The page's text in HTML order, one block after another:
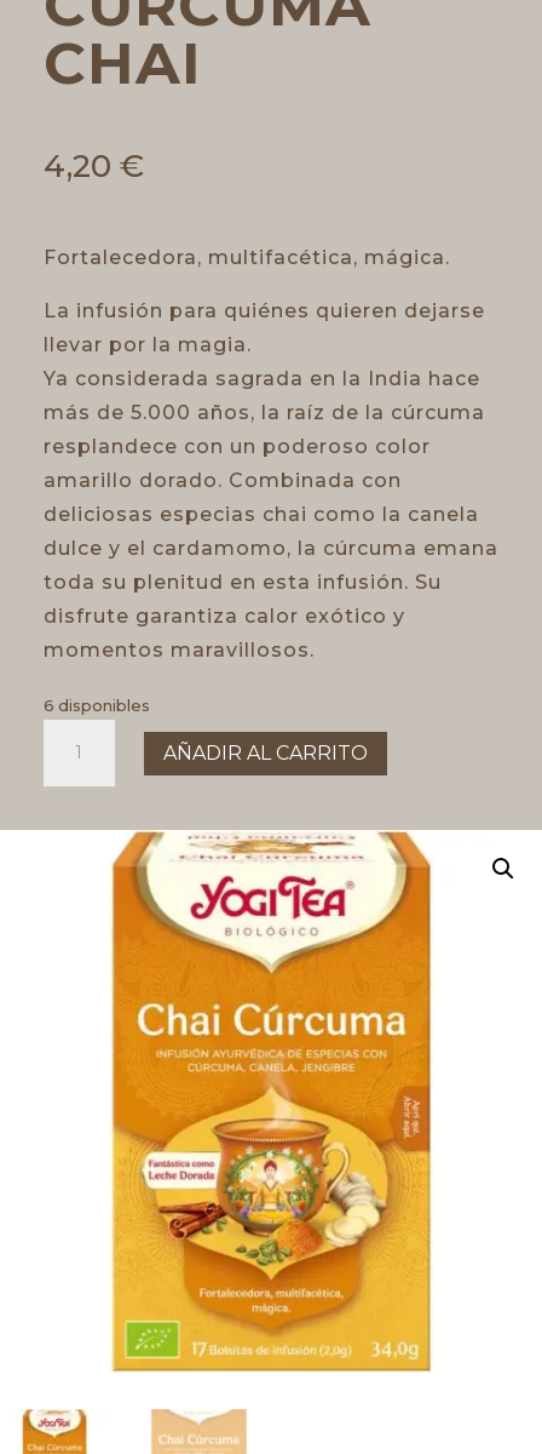
CHAI
4,20 €
Fortalecedora, multifacética, mágica.
La infusión para quiénes quieren dejarse
llevar por la magia.
Ya considerada sagrada en la India hace
más de 5.000 años, la raíz de la cúrcuma
resplandece con un poderoso color
amarillo dorado. Combinada con
deliciosas especias chai como la canela
dulce y el cardamomo, la cúrcuma emana
toda su plenitud en esta infusión. Su
disfrute garantiza calor exótico y
momentos maravillosos.
6 disponibles
CURCUMA
CHAI
AÑADIR AL CARRITO